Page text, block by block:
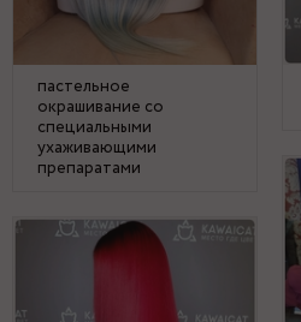
пастельное
окрашивание со
специальными
ухаживающими
препаратами